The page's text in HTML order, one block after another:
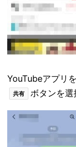
YouTubeアプリを
共有 ボタンを選